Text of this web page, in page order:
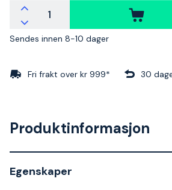
Sendes innen 8-10 dager
Fri frakt over kr 999* 30
Produktinformasjon
Egenskaper